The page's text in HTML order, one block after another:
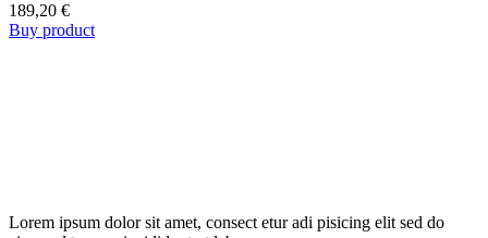
189,20 €
Buy product
Lorem ipsum dolor sit amet, consect etur adi pisicing elit sed do